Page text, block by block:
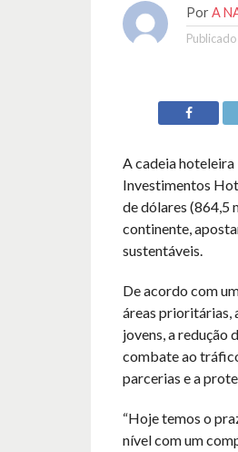
Por A
Publicado
A cadeia
Investimentos
de dólares (864,5
continente,
sustentáveis.
De acordo com
áreas prioritárias,
jovens, a redução
combate ao
parcerias e a
“Hoje temos o
nível com um